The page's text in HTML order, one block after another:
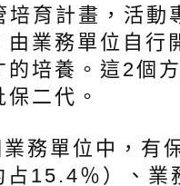
育計畫，活動
業務單位自行
培養。這2個
二代。
務單位中，有
15.4％）、業